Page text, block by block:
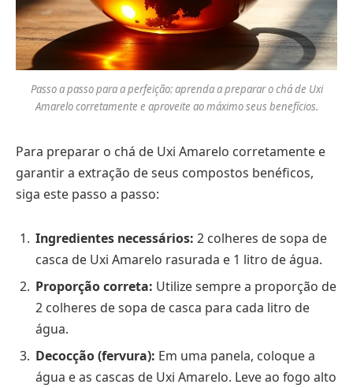
Passo a passo para a perfeição: aprenda a preparar o chá de Uxi
Amarelo corretamente e aproveite ao máximo seus benefícios.
Para preparar o chá de Uxi Amarelo corretamente e
garantir a extração de seus compostos benéficos,
siga este passo a passo:
Ingredientes necessários: 2 colheres de sopa de
casca de Uxi Amarelo rasurada e 1 litro de água.
Proporção correta: Utilize sempre a proporção de
2 colheres de sopa de casca para cada litro de
água.
Decocção (fervura): Em uma panela, coloque a
água e as cascas de Uxi Amarelo. Leve ao fogo alto